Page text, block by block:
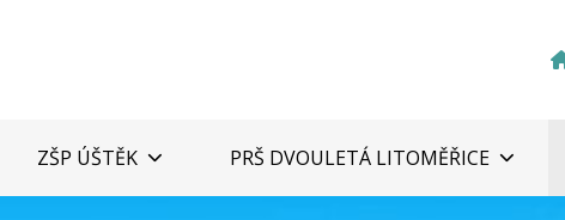
ZŠP ÚŠTĚK PRŠ DVOULETÁ LITOMĚŘICE